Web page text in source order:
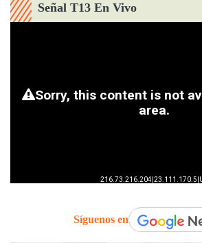
Señal T13 En Vivo
Síguenos en